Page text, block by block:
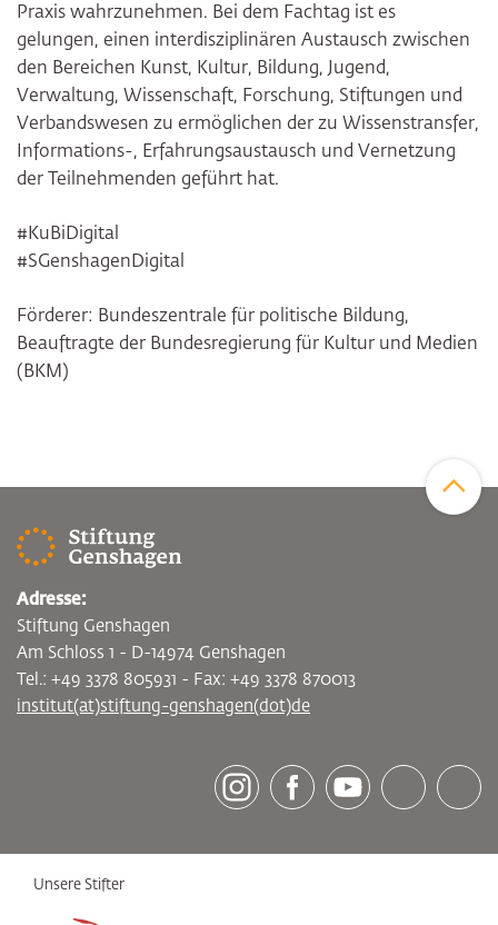
Praxis wahrzunehmen. Bei dem Fachtag ist es
gelungen, einen interdisziplinären Austausch zwischen
den Bereichen Kunst, Kultur, Bildung, Jugend,
Verwaltung, Wissenschaft, Forschung, Stiftungen und
Verbandswesen zu ermöglichen der zu Wissenstransfer,
Informations-, Erfahrungsaustausch und Vernetzung
der Teilnehmenden geführt hat.
#KuBiDigital
#SGenshagenDigital
Förderer: Bundeszentrale für politische Bildung,
Beauftragte der Bundesregierung für Kultur und Medien
(BKM)
[socialLinksTitle]
Adresse:
Stiftung Genshagen
Am Schloss 1 - D-14974 Genshagen
Tel.: +49 3378 805931 - Fax: +49 3378 870013
institut(at)stiftung-genshagen(dot)de
Unsere Stifter